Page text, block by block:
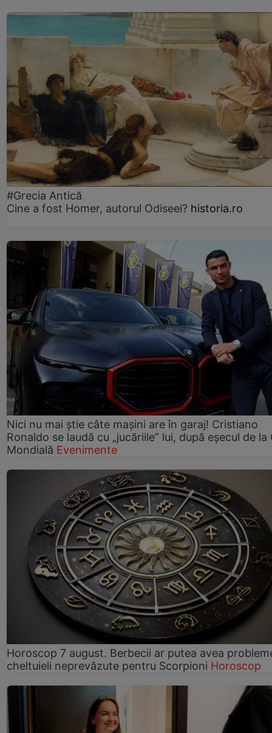
#Grecia Antică
Cine a fost Homer, autorul Odiseei? historia.ro
Nici nu mai știe câte mașini are în garaj! Cristiano
Ronaldo se laudă cu „jucăriile” lui, după eșecul de la
Mondială Evenimente
Horoscop 7 august. Berbecii ar putea avea
cheltuieli neprevăzute pentru Scorpioni Horoscop